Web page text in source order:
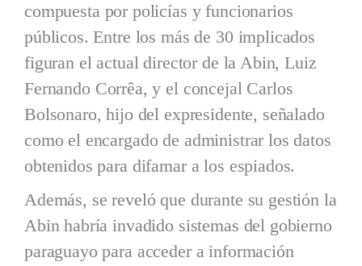
compuesta por policías y funcionarios
públicos. Entre los más de 30 implicados
figuran el actual director de la Abin, Luiz
Fernando Corrêa, y el concejal Carlos
Bolsonaro, hijo del expresidente, señalado
como el encargado de administrar los datos
obtenidos para difamar a los espiados.
Además, se reveló que durante su gestión la
Abin habría invadido sistemas del gobierno
paraguayo para acceder a información